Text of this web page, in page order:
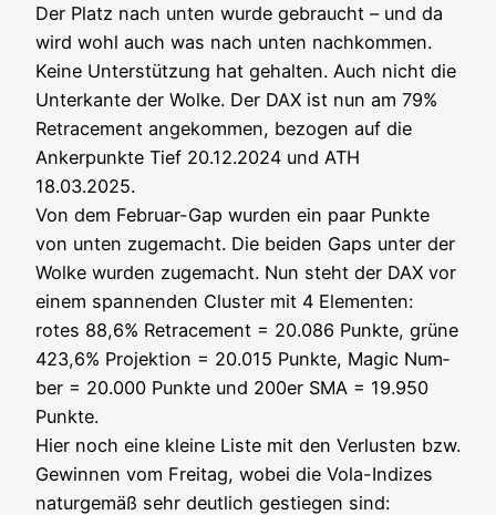
Der Platz nach unten wur­de gebraucht – und da
wird wohl auch was nach unten nach­kom­men.
Kei­ne Unter­stüt­zung hat gehal­ten. Auch nicht die
Unter­kan­te der Wol­ke. Der DAX ist nun am 79%
Retra­ce­ment ange­kom­men, bezo­gen auf die
Anker­punk­te Tief 20.12.2024 und ATH
18.03.2025.
Von dem Febru­ar-Gap wur­den ein paar Punk­te
von unten zuge­macht. Die bei­den Gaps unter der
Wol­ke wur­den zuge­macht. Nun steht der DAX vor
einem span­nen­den Clus­ter mit 4 Ele­men­ten:
rotes 88,6% Retra­ce­ment = 20.086 Punk­te, grü­ne
423,6% Pro­jek­ti­on = 20.015 Punk­te, Magic Num­
ber = 20.000 Punk­te und 200er SMA = 19.950
Punk­te.
Hier noch eine klei­ne Lis­te mit den Ver­lus­ten bzw.
Gewin­nen vom Frei­tag, wobei die Vola-Indi­zes
natur­ge­mäß sehr deut­lich gestie­gen sind: